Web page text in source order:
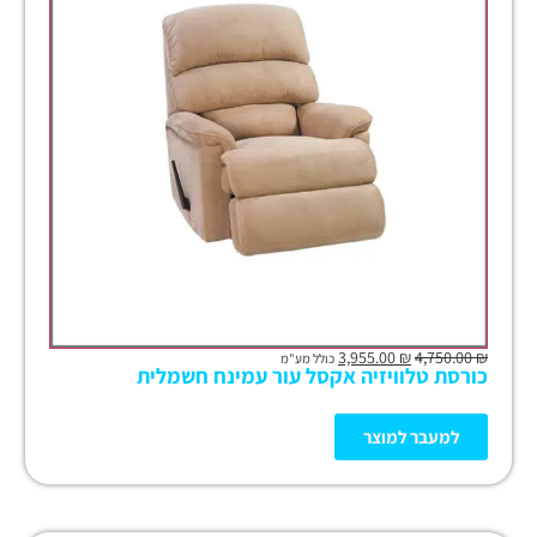
₪
4,750.00
₪ כולל מע"מ
כורסת טלוויזיה אקסל עור עמינח חשמלית
למעבר למוצר